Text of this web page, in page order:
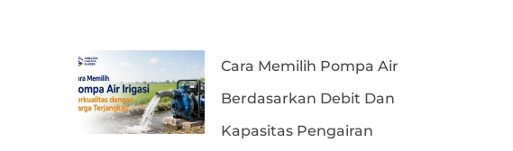
Cara Memilih Pompa Air
Berdasarkan Debit Dan
Kapasitas Pengairan